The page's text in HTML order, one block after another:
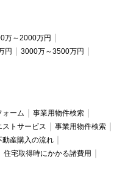
万～2000万円
円
3000万～3500万円
ォーム
事業用物件検索
トサービス
事業用物件検索
動産購入の流れ
住宅取得時にかかる諸費用